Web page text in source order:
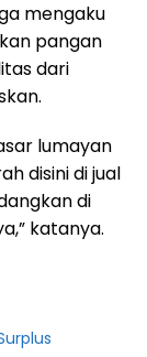
mengaku
pangan
dari
lumayan
disini di jual
di
katanya.